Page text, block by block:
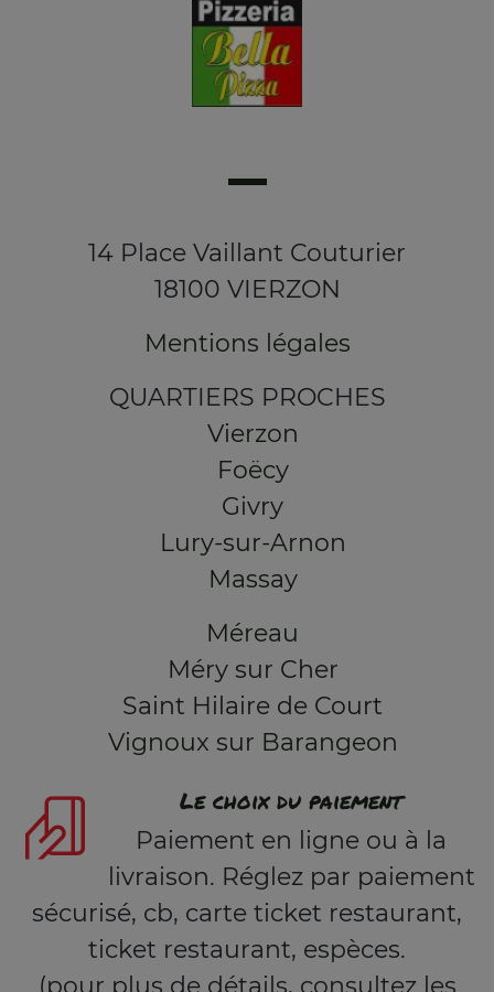
14 Place Vaillant Couturier
18100 VIERZON
Mentions légales
QUARTIERS PROCHES
Vierzon
Foëcy
Givry
Lury-sur-Arnon
Massay
Méreau
Méry sur Cher
Saint Hilaire de Court
Vignoux sur Barangeon
Le choix du paiement
Paiement en ligne ou à la
livraison. Réglez par paiement
sécurisé, cb, carte ticket restaurant,
ticket restaurant, espèces.